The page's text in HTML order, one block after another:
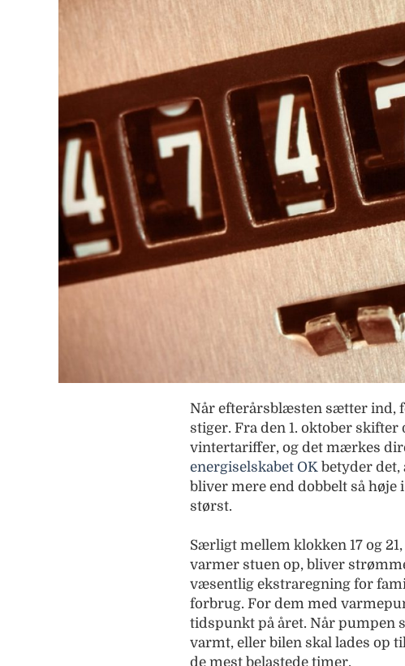
Når efterårsblæsten sætter ind,
stiger. Fra den 1. oktober
vintertariffer, og det mærkes
energiselskabet OKbetyder det,
bliver mere end dobbelt så høje
størst.
Særligt mellem klokken 17 og
varmer stuen op, bliver
væsentlig ekstraregning for
forbrug. For dem med
tidspunkt på året. Når pumpen
varmt, eller bilen skal lades op
de mest belastede timer.